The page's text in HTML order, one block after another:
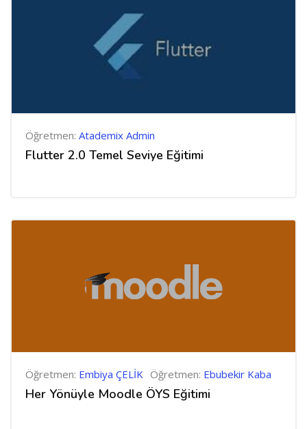
Öğretmen: Atademix Admin
Flutter 2.0 Temel Seviye Eğitimi
Öğretmen: Embiya ÇELİK Öğretmen: Ebubekir Kaba
Her Yönüyle Moodle ÖYS Eğitimi